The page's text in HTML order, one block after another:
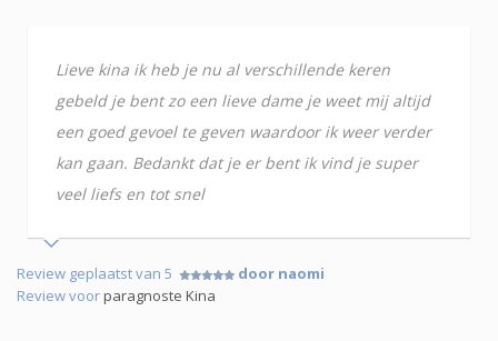
Lieve kina ik heb je nu al verschillende keren
gebeld je bent zo een lieve dame je weet mij altijd
een goed gevoel te geven waardoor ik weer verder
kan gaan. Bedankt dat je er bent ik vind je super
veel liefs en tot snel
Review geplaatst van 5
door naomi
Review voorparagnoste Kina